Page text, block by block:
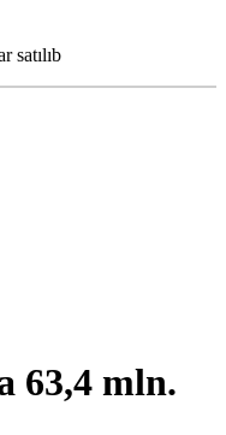
satılıb
63,4 mln.